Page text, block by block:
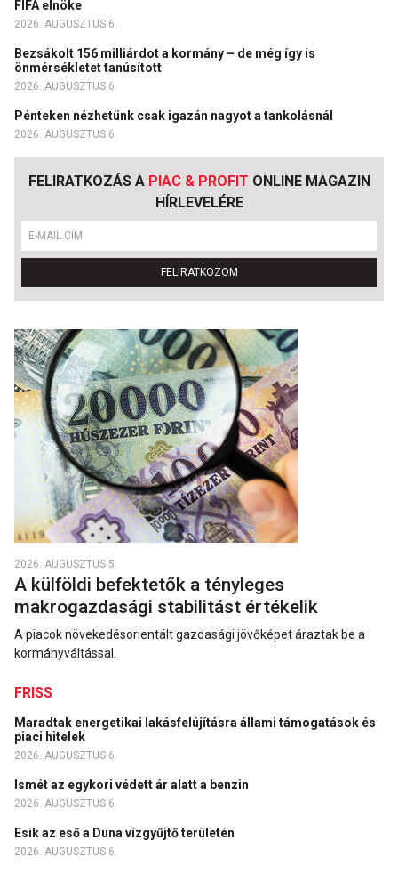
FIFA elnöke
2026. AUGUSZTUS 6.
Bezsákolt 156 milliárdot a kormány – de még így is
önmérsékletet tanúsított
2026. AUGUSZTUS 6.
Pénteken nézhetünk csak igazán nagyot a tankolásnál
2026. AUGUSZTUS 6.
FELIRATKOZÁS A PIAC & PROFIT ONLINE MAGAZIN
HÍRLEVELÉRE
FELIRATKOZOM
2026. AUGUSZTUS 5.
A külföldi befektetők a tényleges
makrogazdasági stabilitást értékelik
A piacok növekedésorientált gazdasági jövőképet áraztak be a
kormányváltással.
FRISS
Maradtak energetikai lakásfelújításra állami támogatások és
piaci hitelek
2026. AUGUSZTUS 6.
Ismét az egykori védett ár alatt a benzin
2026. AUGUSZTUS 6.
Esik az eső a Duna vízgyűjtő területén
2026. AUGUSZTUS 6.